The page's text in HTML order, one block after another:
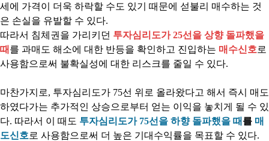
세에 가격이 더욱 하락할 수도 있기 때문에 섣불리 매수하는 것
은 손실을 유발할 수 있다.
따라서 침체권을 가리키던 투자심리도가 25선을 상향 돌파했을
때 를 과매도 해소에 대한 반등을 확인하고 진입하는 매수신호로
사용함으로써 불확실성에 대한 리스크를 줄일 수 있다.
마찬가지로, 투자심리도가 75선 위로 올라왔다고 해서 즉시 매도
하였다가는 추가적인 상승으로부터 얻는 이익을 놓치게 될 수 있
다. 따라서 이 때도 투자심리도가 75선을 하향 돌파했을 때 를 매
도신호로 사용함으로써 더 높은 기대수익률을 목표할 수 있다.